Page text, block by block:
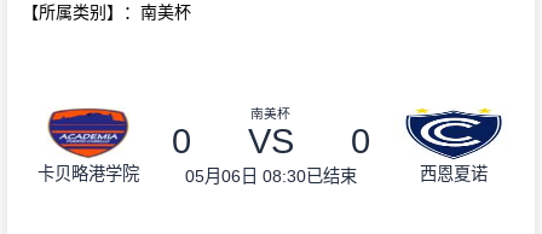
【所属类别】：南美杯
卡贝略港学院
南美杯
0 VS 0
05月06日 08:30已结束 西恩夏诺